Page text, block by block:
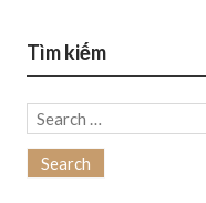
Tìm kiếm
Search
for: